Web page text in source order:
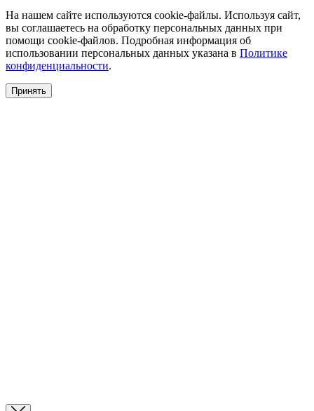
На нашем сайте используются cookie-файлы. Используя сайт,
вы соглашаетесь на обработку персональных данных при
помощи cookie-файлов. Подробная информация об
использовании персональных данных указана в Политике
конфиденциальности.
Принять